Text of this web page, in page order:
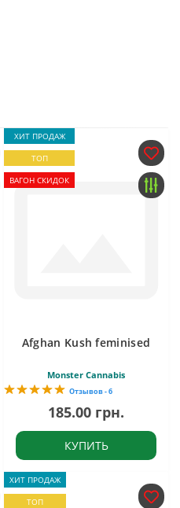
ХИТ ПРОДАЖ
ТОП
ВАГОН СКИДОК
Afghan Kush feminised
Monster Cannabis
Отзывов - 6
185.00 грн.
КУПИТЬ
ХИТ ПРОДАЖ
ТОП